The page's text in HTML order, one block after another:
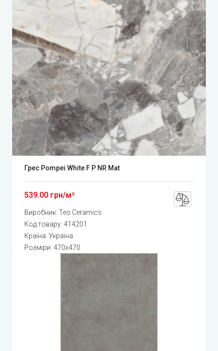
Грес Pompei White F P NR Mat
539.00 грн/м²
Виробник: Teo Ceramics
Код товару: 414201
Країна: Україна
Розміри: 470x470